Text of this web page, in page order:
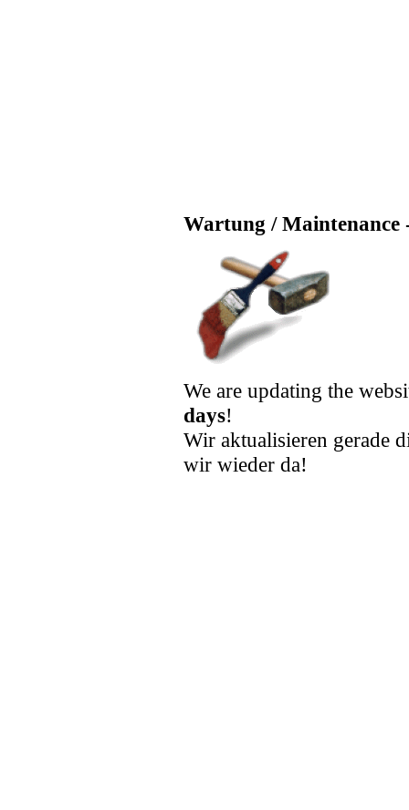
Wartung / Maintenance
We are updating the
days!
Wir aktualisieren gerade
wir wieder da!